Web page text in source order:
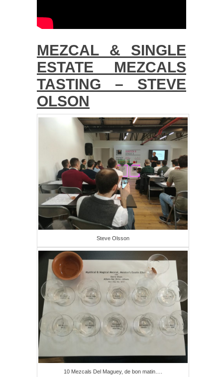
MEZCAL & SINGLE
ESTATE MEZCALS
TASTING – STEVE
OLSON
Steve Olsson
10 Mezcals Del Maguey, de bon matin….